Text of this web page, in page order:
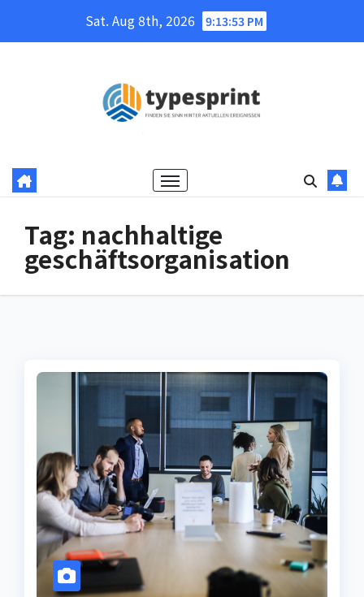
Sat. Aug 8th, 2026 9:13:53 PM
Tag: nachhaltige
geschäftsorganisation